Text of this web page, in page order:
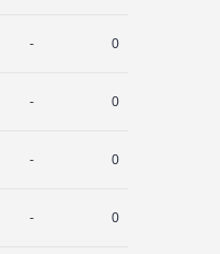
- 0
- 0
- 0
- 0